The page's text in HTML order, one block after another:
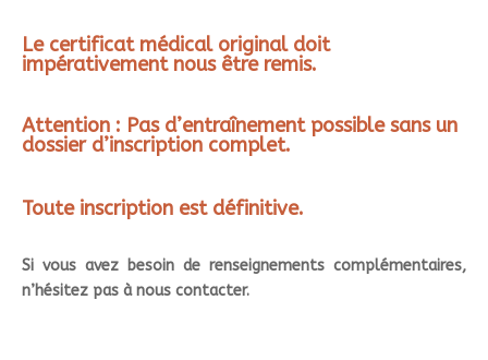
Le certificat médical original doit
impérativement nous être remis.
Attention : Pas d’entraînement possible sans un
dossier d’inscription complet.
Toute inscription est définitive.
Si vous avez besoin de renseignements complémentaires,
n’hésitez pas à nous contacter.